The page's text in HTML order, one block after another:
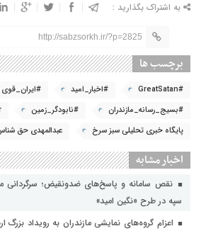
به اشتراک بگذارید :
http://sabzsorkh.ir/?p=2825
برچسب ها
#GreatSatan #اخبار_امید
#ایران_قوی
#بسیج_رسانه_مازندران
#نابودگر_زمین
پایگاه خبری تحلیلی سبز سرخ
عبدالمهدی حق
اخبار مشابه
نقص سامانه و پاسخ‌های ضدونقیض؛
سپه در طرح «نگین امید»
اعزام گروه‌های نمایشی مازندران به رویداد بزرگ